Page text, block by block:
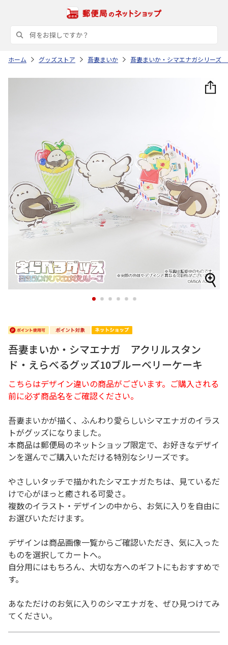
ホーム グッズストア 吾妻まいか 吾妻まいか・シマエナガシリーズ
1 2 3 4 5 6
吾妻まいか・シマエナガ アクリルスタン
ド・えらべるグッズ10ブルーベリーケーキ
こちらはデザイン違いの商品がございます。ご購入される
前に必ず商品名をご確認ください。
吾妻まいかが描く、ふんわり愛らしいシマエナガのイラス
トがグッズになりました。
本商品は郵便局のネットショップ限定で、お好きなデザイ
ンを選んでご購入いただける特別なシリーズです。
やさしいタッチで描かれたシマエナガたちは、見ているだ
けで心がほっと癒される可愛さ。
複数のイラスト・デザインの中から、お気に入りを自由に
お選びいただけます。
デザインは商品画像一覧からご確認いただき、気に入った
ものを選択してカートへ。
自分用にはもちろん、大切な方へのギフトにもおすすめで
す。
あなただけのお気に入りのシマエナガを、ぜひ見つけてみ
てください。